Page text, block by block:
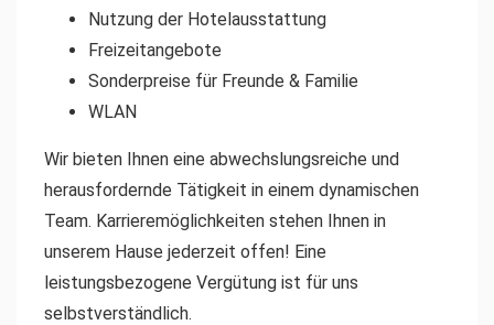
Nutzung der Hotelausstattung
Freizeitangebote
Sonderpreise für Freunde & Familie
WLAN
Wir bieten Ihnen eine abwechslungsreiche und
herausfordernde Tätigkeit in einem dynamischen
Team. Karrieremöglichkeiten stehen Ihnen in
unserem Hause jederzeit offen! Eine
leistungsbezogene Vergütung ist für uns
selbstverständlich.